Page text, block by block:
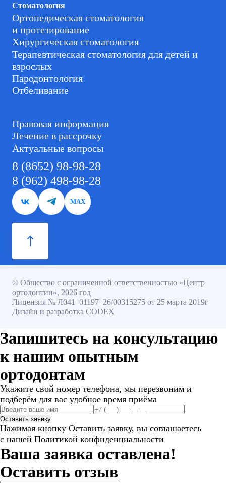
Стоматология
Ортопедическая стоматология
и протезирование
Хирургическая стоматология
Терапевтическая стоматология для детей и
взрослых
Пародонтология
Отбеливание
Правовая информация
Лечение в рассрочку
Актуальные вопросы
8 (8652) 98-98-28
8 (962) 498-98-28
MAX
© Общество с ограниченной ответственностью «Центр
ортодонтии», 2026 год
Лицензия № Л041–01197–26/00315275 от 25 марта 2019г
Дизайн и разработка CODEX
Запишитесь на консультацию
к нашим опытным
ортодонтам
Укажите свой номер телефона, мы перезвоним и
подберём для вас удобное время приёма
Оставить заявку
Нажимая кнопку Оставить заявку, вы соглашаетесь
с нашей Политикой конфиденциальности
Ваша заявка оставлена!
Оставить отзыв